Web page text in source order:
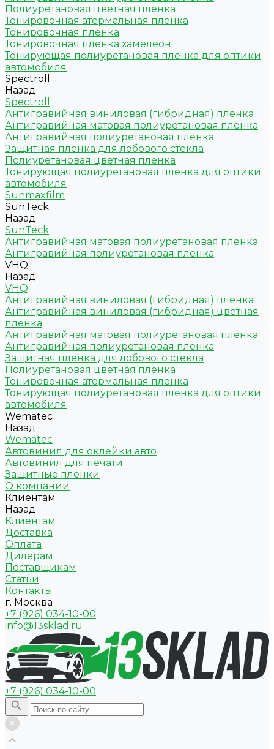
Полиуретановая цветная пленка
Тонировочная атермальная пленка
Тонировочная пленка
Тонировочная пленка хамелеон
Тонирующая полиуретановая пленка для оптики
автомобиля
Spectroll
Назад
Spectroll
Антигравийная виниловая (гибридная) пленка
Антигравийная матовая полиуретановая пленка
Антигравийная полиуретановая пленка
Защитная пленка для лобового стекла
Полиуретановая цветная пленка
Тонирующая полиуретановая пленка для оптики
автомобиля
Sunmaxfilm
SunTeck
Назад
SunTeck
Антигравийная матовая полиуретановая пленка
Антигравийная полиуретановая пленка
VHQ
Назад
VHQ
Антигравийная виниловая (гибридная) пленка
Антигравийная виниловая (гибридная) цветная
пленка
Антигравийная матовая полиуретановая пленка
Антигравийная полиуретановая пленка
Защитная пленка для лобового стекла
Полиуретановая цветная пленка
Тонировочная атермальная пленка
Тонирующая полиуретановая пленка для оптики
автомобиля
Wematec
Назад
Wematec
Автовинил для оклейки авто
Автовинил для печати
Защитные пленки
О компании
Клиентам
Назад
Клиентам
Доставка
Оплата
Дилерам
Поставщикам
Статьи
Контакты
г. Москва
+7 (926) 034-10-00
info@13sklad.ru
+7 (926) 034-10-00